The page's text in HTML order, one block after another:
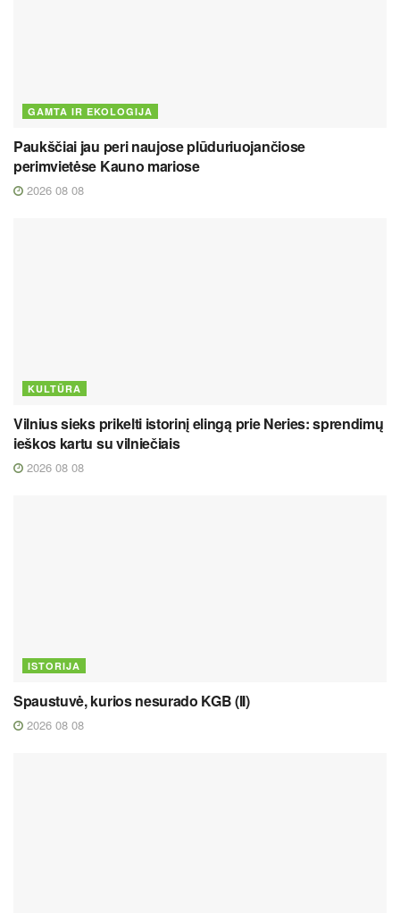
GAMTA IR EKOLOGIJA
Paukščiai jau peri naujose plūduriuojančiose
perimvietėse Kauno mariose
2026 08 08
KULTŪRA
Vilnius sieks prikelti istorinį elingą prie Neries: sprendimų
ieškos kartu su vilniečiais
2026 08 08
ISTORIJA
Spaustuvė, kurios nesurado KGB (II)
2026 08 08